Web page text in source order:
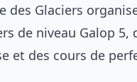
des Glaciers
de niveau Galop
et des cours de